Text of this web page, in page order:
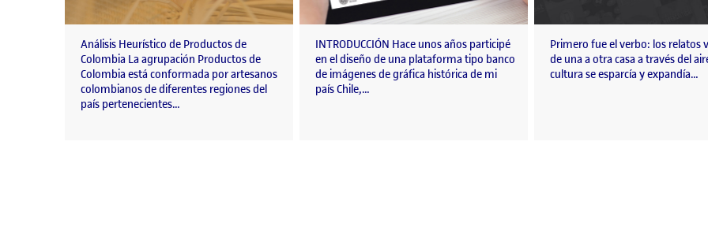
Análisis Heurístico de Productos de
Colombia La agrupación Productos de
Colombia está conformada por artesanos
colombianos de diferentes regiones del
país pertenecientes…
INTRODUCCIÓN Hace unos años participé
en el diseño de una plataforma tipo banco
de imágenes de gráfica histórica de mi
país Chile,…
Primero fue el verbo: los relatos
de una a otra casa a través del
cultura se esparcía y expandía…